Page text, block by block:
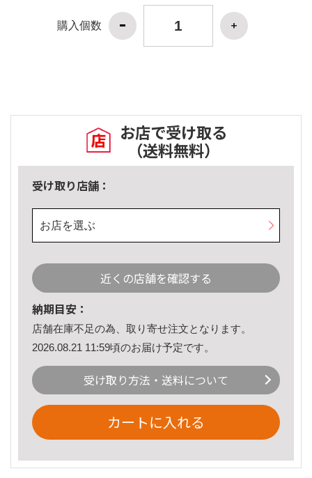
購入個数
お店で受け取る
（送料無料）
受け取り店舗：
お店を選ぶ
近くの店舗を確認する
納期目安：
店舗在庫不足の為、取り寄せ注文となります。
2026.08.21 11:59頃のお届け予定です。
受け取り方法・送料について
カートに入れる